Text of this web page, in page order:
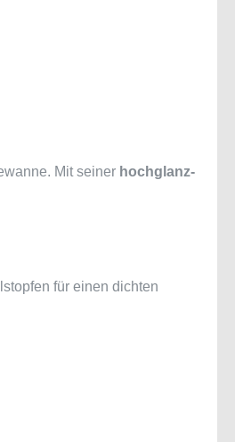
Mit seiner hochglanz-
für einen dichten